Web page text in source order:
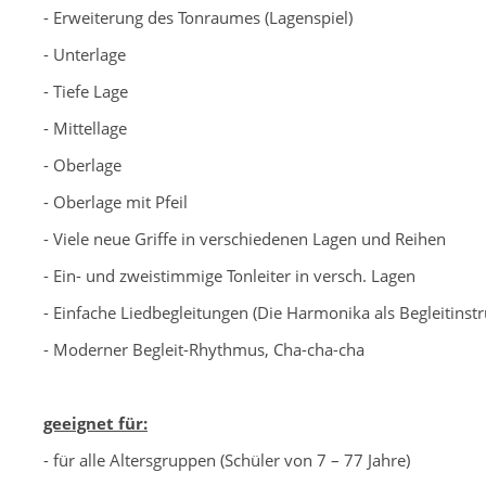
- Erweiterung des Tonraumes (Lagenspiel)
- Unterlage
- Tiefe Lage
- Mittellage
- Oberlage
- Oberlage mit Pfeil
- Viele neue Griffe in verschiedenen Lagen und Reihen
- Ein- und zweistimmige Tonleiter in versch. Lagen
- Einfache Liedbegleitungen (Die Harmonika als
- Moderner Begleit-Rhythmus, Cha-cha-cha
geeignet für:
- für alle Altersgruppen (Schüler von 7 – 77 Jahre)